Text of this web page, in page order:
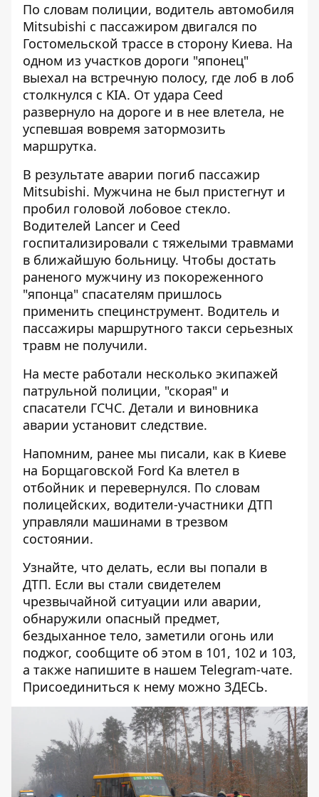
По словам полиции, водитель автомобиля
Mitsubishi с пассажиром двигался по
Гостомельской трассе в сторону Киева. На
одном из участков дороги "японец"
выехал на встречную полосу, где лоб в лоб
столкнулся с KIA. От удара Ceed
развернуло на дороге и в нее влетела, не
успевшая вовремя затормозить
маршрутка.
В результате аварии погиб пассажир
Mitsubishi. Мужчина не был пристегнут и
пробил головой лобовое стекло.
Водителей Lancer и Ceed
госпитализировали с тяжелыми травмами
в ближайшую больницу. Чтобы достать
раненого мужчину из покореженного
"японца" спасателям пришлось
применить специнструмент. Водитель и
пассажиры маршрутного такси серьезных
травм не получили.
На месте работали несколько экипажей
патрульной полиции, "скорая" и
спасатели ГСЧС. Детали и виновника
аварии установит следствие.
Напомним, ранее мы писали, как в Киеве
на Борщаговской Ford Ka влетел в
отбойник и перевернулся. По словам
полицейских, водители-участники ДТП
управляли машинами в трезвом
состоянии.
Узнайте, что делать, если вы попали в
ДТП. Если вы стали свидетелем
чрезвычайной ситуации или аварии,
обнаружили опасный предмет,
бездыханное тело, заметили огонь или
поджог, сообщите об этом в 101, 102 и 103,
а также напишите в нашем Telegram-чате.
Присоединиться к нему можно ЗДЕСЬ.